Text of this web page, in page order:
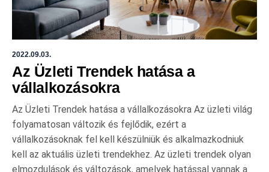
2022.09.03.
Az Üzleti Trendek hatása a
vállalkozásokra
Az Üzleti Trendek hatása a vállalkozásokra Az üzleti világ
folyamatosan változik és fejlődik, ezért a
vállalkozásoknak fel kell készülniük és alkalmazkodniuk
kell az aktuális üzleti trendekhez. Az üzleti trendek olyan
elmozdulások és változások, amelyek hatással vannak a